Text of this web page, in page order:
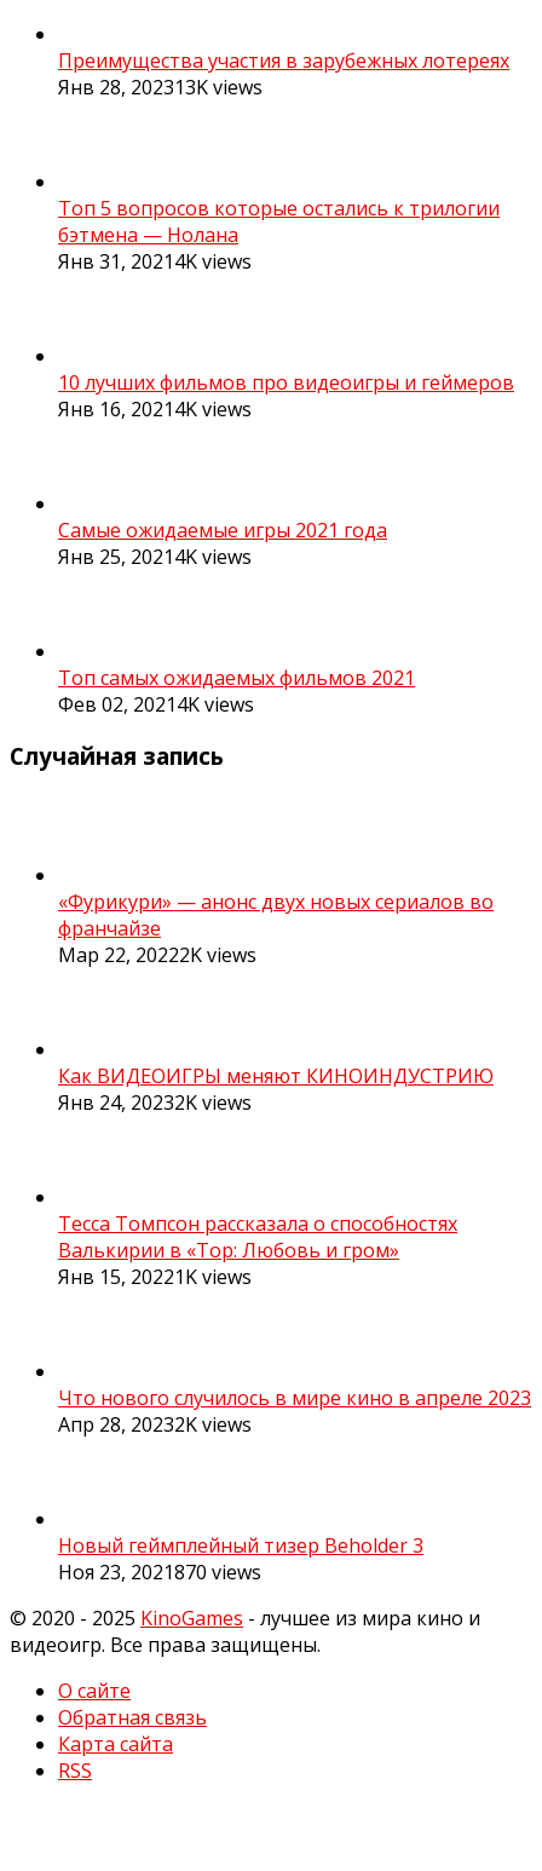
Преимущества участия в зарубежных лотереях
Янв 28, 202313Kviews
Топ 5 вопросов которые остались к трилогии
бэтмена — Нолана
Янв 31, 20214Kviews
10 лучших фильмов про видеоигры и геймеров
Янв 16, 20214Kviews
Самые ожидаемые игры 2021 года
Янв 25, 20214Kviews
Топ самых ожидаемых фильмов 2021
Фев 02, 20214Kviews
Случайная запись
«Фурикури» — анонс двух новых сериалов во
франчайзе
Мар 22, 20222Kviews
Как ВИДЕОИГРЫ меняют КИНОИНДУСТРИЮ
Янв 24, 20232Kviews
Тесса Томпсон рассказала о способностях
Валькирии в «Тор: Любовь и гром»
Янв 15, 20221Kviews
Что нового случилось в мире кино в апреле 2023
Апр 28, 20232Kviews
Новый геймплейный тизер Beholder 3
Ноя 23, 2021870 views
© 2020 - 2025 KinoGames - лучшее из мира кино и
видеоигр. Все права защищены.
О сайте
Обратная связь
Карта сайта
RSS